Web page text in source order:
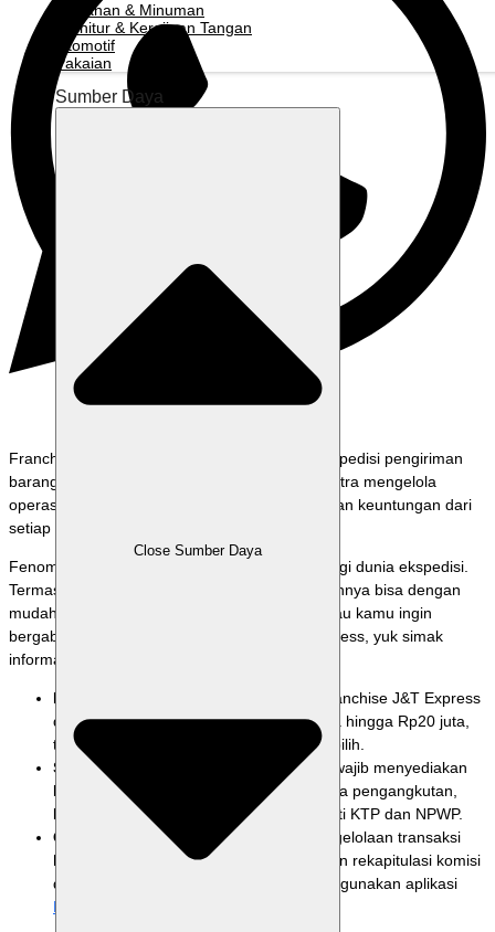
Makanan & Minuman
Furnitur & Kerajinan Tangan
Otomotif
Pakaian
Sumber Daya
Close Sumber Daya
Franchise J&T menawarkan peluang bisnis ekspedisi pengiriman
barang dengan sistem kemitraan drop point. Mitra mengelola
operasional pengiriman harian dan mendapatkan keuntungan dari
setiap transaksi resi.
Fenomena
membawa berkah bagi dunia ekspedisi.
Termasuk franchise J&T Express yang kini agennya bisa dengan
mudah kamu temukan dimana-mana. Nah, kalau kamu ingin
bergabung dengan jaringan waralaba J&T Express, yuk simak
informasi selengkapnya di artikel ini!
Estimasi Modal & Paket:
Modal awal franchise J&T Express
dan J&T Cargo berkisar antara Rp10 juta hingga Rp20 juta,
tergantung tipe paket drop point yang dipilih.
Syarat Pendaftaran Mitra:
Calon mitra wajib menyediakan
lokasi strategis, timbangan digital, armada pengangkutan,
komputer, serta dokumen legalitas seperti KTP dan NPWP.
Optimalisasi Operasional Digital:
Pengelolaan transaksi
harian, pencatatan biaya operasional, dan rekapitulasi komisi
dapat diintegrasikan secara efisien menggunakan aplikasi
Labamu